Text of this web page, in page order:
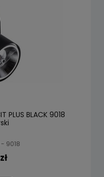
PLUS BLACK 9018
- 9018